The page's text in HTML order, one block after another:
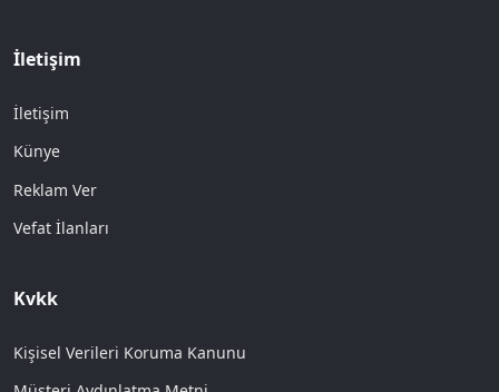
İletişim
İletişim
Künye
Reklam Ver
Vefat İlanları
Kvkk
Kişisel Verileri Koruma Kanunu